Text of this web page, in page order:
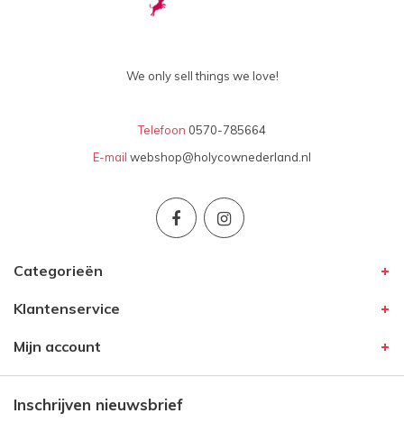
We only sell things we love!
Telefoon 0570-785664
E-mail webshop@holycownederland.nl
Categorieën
Klantenservice
Mijn account
Inschrijven nieuwsbrief